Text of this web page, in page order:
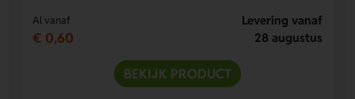
Al vanaf
€ 0,60
Levering vanaf
28 augustus
BEKIJK PRODUCT